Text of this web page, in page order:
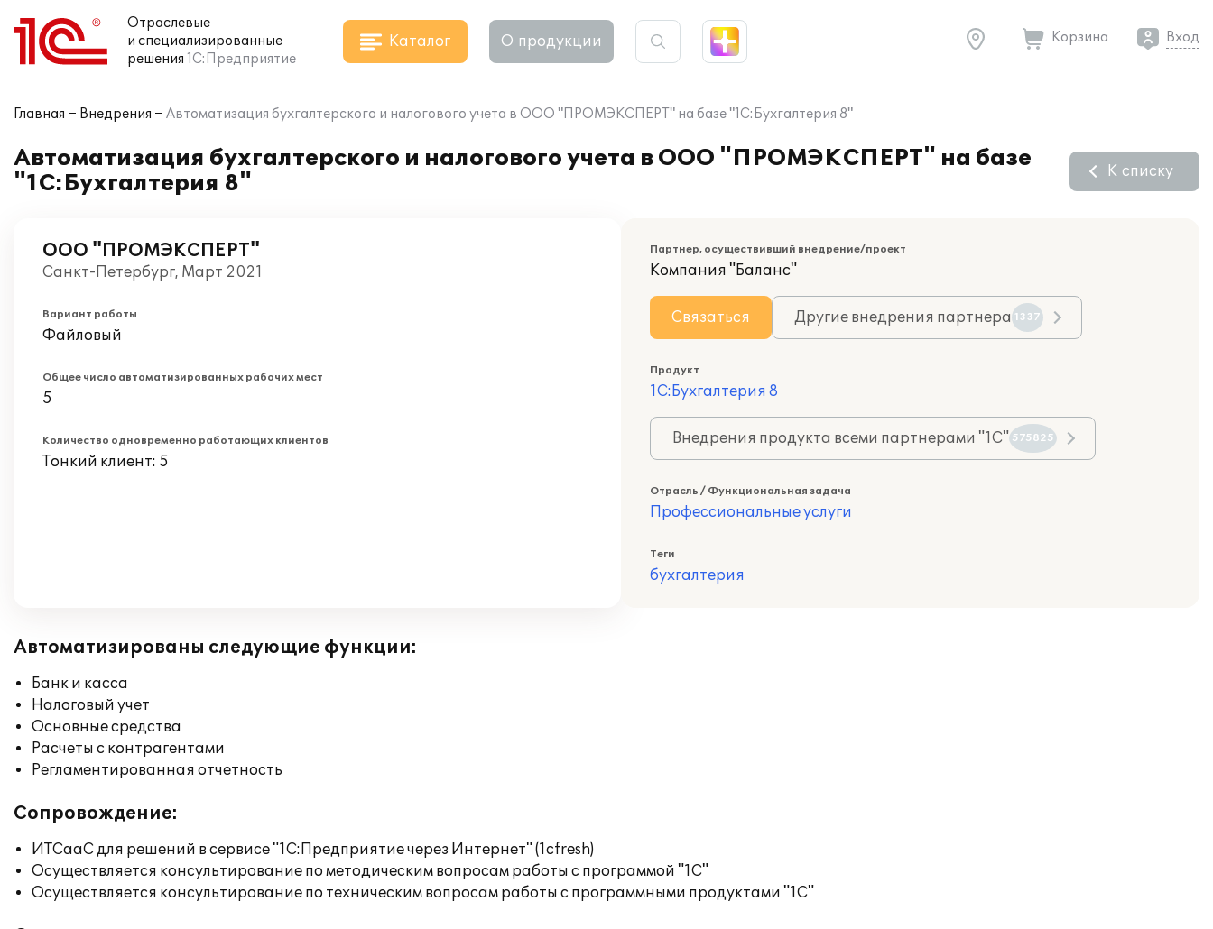
Отраслевые
и специализированные
решения 1С:Предприятие
Каталог О продукции Корзина Вход
Главная Внедрения Автоматизация бухгалтерского и налогового учета в ООО "ПРОМЭКСПЕРТ" на базе "1С:Бухгалтерия 8"
Автоматизация бухгалтерского и налогового учета в ООО "ПРОМЭКСПЕРТ" на базе
"1С:Бухгалтерия 8"
К списку
ООО "ПРОМЭКСПЕРТ"
Санкт-Петербург, Март 2021
Вариант работы
Файловый
Общее число автоматизированных рабочих мест
5
Количество одновременно работающих клиентов
Тонкий клиент: 5
Партнер, осуществивший внедрение/проект
Компания "Баланс"
Связаться Другие внедрения партнера 1337
Продукт
1С:Бухгалтерия 8
Внедрения продукта всеми партнерами "1С" 575825
Отрасль / Функциональная задача
Профессиональные услуги
Теги
бухгалтерия
Автоматизированы следующие функции:
Банк и касса
Налоговый учет
Основные средства
Расчеты с контрагентами
Регламентированная отчетность
Сопровождение:
ИТСааС для решений в сервисе "1С:Предприятие через Интернет" (1cfresh)
Осуществляется консультирование по методическим вопросам работы с программой "1С"
Осуществляется консультирование по техническим вопросам работы с программными продуктами "1С"